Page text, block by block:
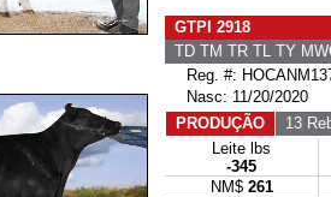
GTPI 2918
TD TM TR TL TY
Reg. #:
Nasc: 11/20/2020
PRODUÇÃO
13
Leite lbs
-345
NM$ 261